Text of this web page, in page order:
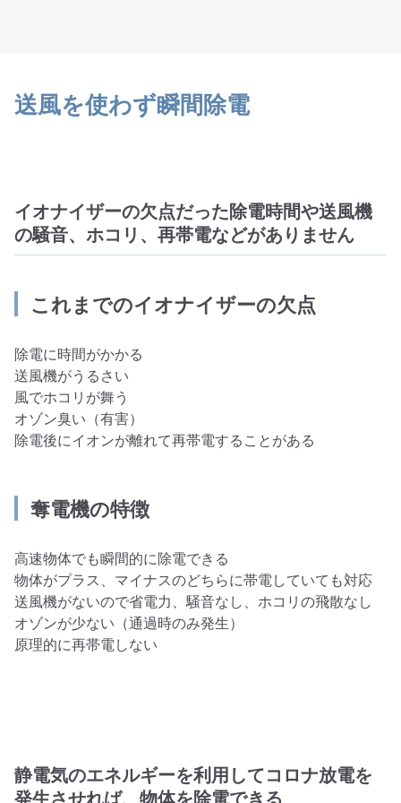
送風を使わず瞬間除電
イオナイザーの欠点だった除電時間や送風機
の騒音、ホコリ、再帯電などがありません
これまでのイオナイザーの欠点
除電に時間がかかる
送風機がうるさい
風でホコリが舞う
オゾン臭い（有害）
除電後にイオンが離れて再帯電することがある
奪電機の特徴
高速物体でも瞬間的に除電できる
物体がプラス、マイナスのどちらに帯電していても対応
送風機がないので省電力、騒音なし、ホコリの飛散なし
オゾンが少ない（通過時のみ発生）
原理的に再帯電しない
静電気のエネルギーを利用してコロナ放電を
発生させれば、物体を除電できる